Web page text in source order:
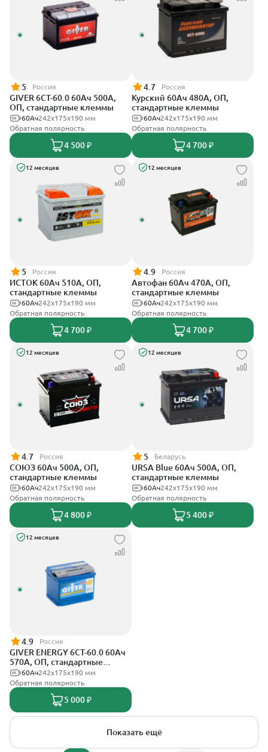
5 Россия
GIVER 6СТ-60.0 60Ач 500А,
ОП, стандартные клеммы
242х175х190 мм
60Ач
Обратная полярность
4 500 ₽
4.7 Россия
Курский 60Ач 480А, ОП,
стандартные клеммы
242x175x190 мм
60Ач
Обратная полярность
4 700 ₽
12 месяцев
5 Россия
ИСТОК 60Ач 510А, ОП,
стандартные клеммы
242x175x190 мм
60Ач
Обратная полярность
4 700 ₽
12 месяцев
4.9 Россия
Автофан 60Ач 470А, ОП,
стандартные клеммы
242х175х190 мм
60Ач
Обратная полярность
4 700 ₽
12 месяцев
4.7 Россия
СОЮЗ 60Ач 500А, ОП,
стандартные клеммы
242x175x190 мм
60Ач
Обратная полярность
4 800 ₽
12 месяцев
5 Беларусь
URSA Blue 60Ач 500А, ОП,
стандартные клеммы
242х175х190 мм
60Ач
Обратная полярность
5 400 ₽
12 месяцев
4.9 Россия
GIVER ENERGY 6СТ-60.0 60Ач
570А, ОП, стандартные
клеммы242х175х190 мм
60Ач
Обратная полярность
5 000 ₽
Показать ещё